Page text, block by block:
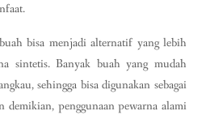
bisa menjadi alternatif yang lebih
sintetis. Banyak buah yang mudah
sehingga bisa digunakan sebagai
demikian, penggunaan pewarna alami